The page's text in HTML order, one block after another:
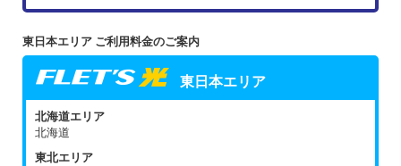
東日本エリア ご利用料金のご案内
東日本エリア
北海道エリア
北海道
東北エリア